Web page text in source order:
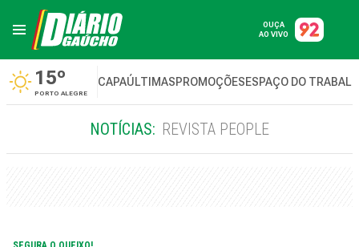
OUÇA
AO VIVO
15º
PORTO ALEGRE
CAPAÚLTIMASPROMOÇÕESESPAÇO DO
NOTÍCIAS: REVISTA PEOPLE